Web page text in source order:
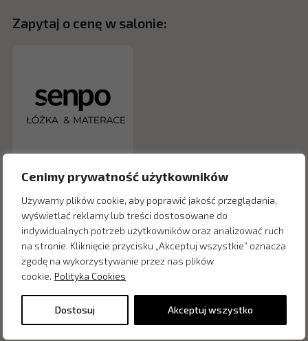
Cenimy prywatność użytkowników
Używamy plików cookie, aby poprawić jakość przeglądania,
wyświetlać reklamy lub treści dostosowane do
indywidualnych potrzeb użytkowników oraz analizować ruch
na stronie. Kliknięcie przycisku „Akceptuj wszystkie” oznacza
zgodę na wykorzystywanie przez nas plików
cookie. Polityka Cookies
Dostosuj Akceptuj wszystko
Zapytaj o cenę w salonie:
Inne produkty z kategorii